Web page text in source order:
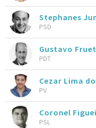
Stephanes
PSD
Gustavo
PDT
Cezar Lima
PV
Coronel
PSL